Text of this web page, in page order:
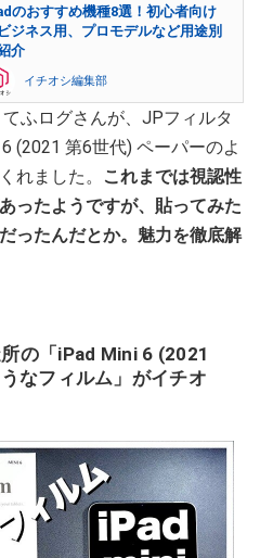
のおすすめ機種8選！初心者向け
ジネス用、プロモデルなど用途別
介
イチオシ編集部
ふログさんが、JPフィルタ
(2021 第6世代) ペーパーのよ
れました。
これまでは視認性
ったようですが、貼ってみた
ったんだとか。魅力を徹底解
の「iPad Mini 6 (2021
なフィルム」がイチオ